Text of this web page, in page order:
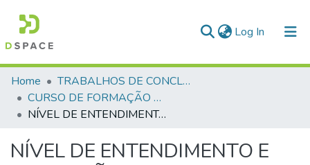
Log In (current)
Communities & Collections
All of DSpace
Home
TRABALHOS DE CONCLUSÃO DE CURSO - CFP (CURSO DE FORMAÇÃO DE PRAÇAS)
CURSO DE FORMAÇÃO DE PRAÇAS - CFP - 2018
NÍVEL DE ENTENDIMENTO E ACEITAÇÃO DO SISTEMA DE POLICIAMENTO COMUNITÁRIO: UMA ANÁLISE DA APLICABILIDADE DO PROJETO COMÉRCIO SEGURO
NÍVEL DE ENTENDIMENTO E